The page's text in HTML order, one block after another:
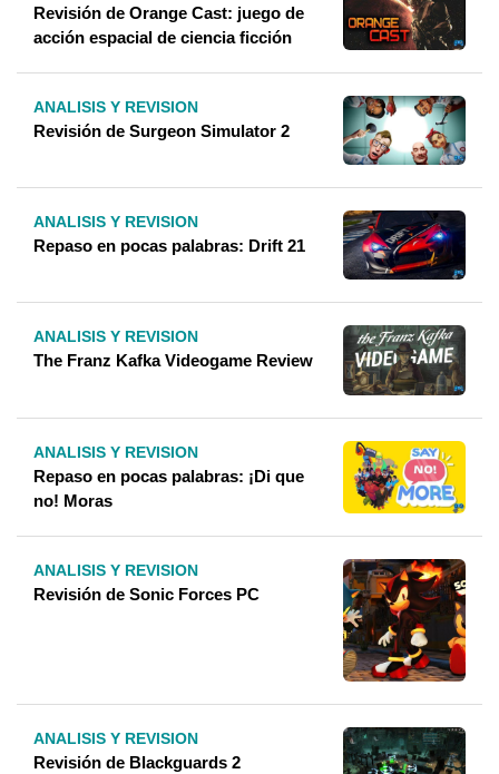
Revisión de Orange Cast: juego de
acción espacial de ciencia ficción
ANALISIS Y REVISION
Revisión de Surgeon Simulator 2
ANALISIS Y REVISION
Repaso en pocas palabras: Drift 21
ANALISIS Y REVISION
The Franz Kafka Videogame Review
ANALISIS Y REVISION
Repaso en pocas palabras: ¡Di que
no! Moras
ANALISIS Y REVISION
Revisión de Sonic Forces PC
ANALISIS Y REVISION
Revisión de Blackguards 2